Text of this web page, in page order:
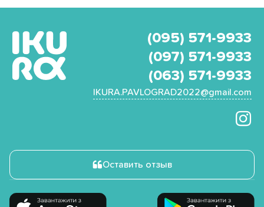
(095) 571-9933
(097) 571-9933
(063) 571-9933
IKURA.PAVLOGRAD2022@gmail.com
Оставить отзыв